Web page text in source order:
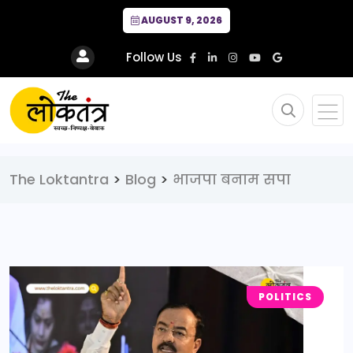
AUGUST 9, 2026
Follow Us
The Loktantra > Blog > भाजपा बनाम सपा
POLITICS